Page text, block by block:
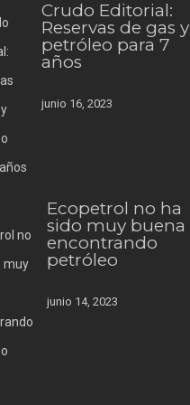
Crudo Editorial:
Reservas de gas y
petróleo para 7
años
junio 16, 2023
Ecopetrol no ha
sido muy buena
encontrando
petróleo
junio 14, 2023